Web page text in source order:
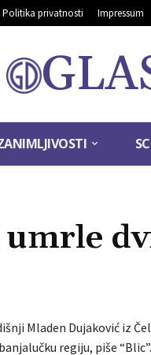
Politika privatnosti Impressum
Mladen Dujaković iz
regiju, piše “Blic”.